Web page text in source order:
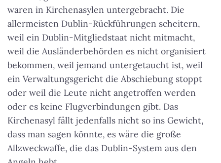
waren in Kirchenasylen untergebracht. Die
allermeisten Dublin-Rückführungen scheitern,
weil ein Dublin-Mitgliedstaat nicht mitmacht,
weil die Ausländerbehörden es nicht organisiert
bekommen, weil jemand untergetaucht ist, weil
ein Verwaltungsgericht die Abschiebung stoppt
oder weil die Leute nicht angetroffen werden
oder es keine Flugverbindungen gibt. Das
Kirchenasyl fällt jedenfalls nicht so ins Gewicht,
dass man sagen könnte, es wäre die große
Allzweckwaffe, die das Dublin-System aus den